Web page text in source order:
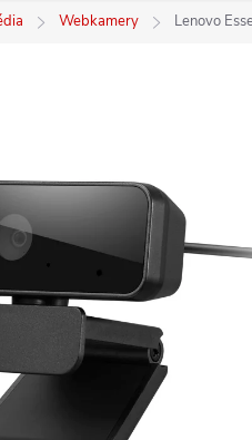
Webkamery Lenovo